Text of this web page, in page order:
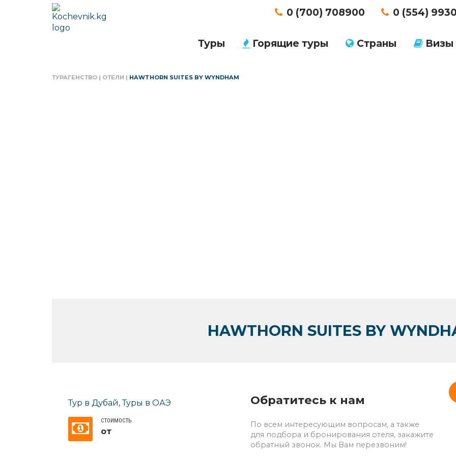
0 (700) 708900 0 (554)
Туры Горящие туры Страны Визы
ТУРАГЕНСТВО | ОТЕЛИ | HAWTHORN SUITES BY WYNDHAM
HAWTHORN SUITES BY
Тур в Дубай,Туры в ОАЭ
СТОИМОСТЬ
от
Обратитесь к нам
По всем интересующим вопросам, а также
для подбора и бронирования отеля, закажите
обратный звонок. Мы Вам перезвоним!